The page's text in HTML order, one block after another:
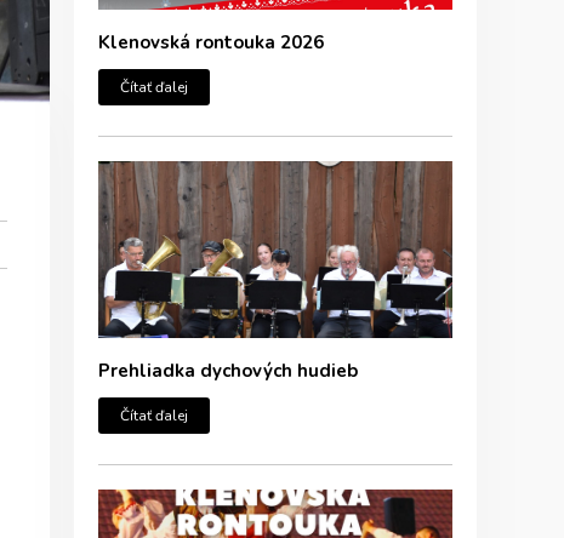
Klenovská rontouka 2026
Čítať ďalej
Prehliadka dychových hudieb
Čítať ďalej